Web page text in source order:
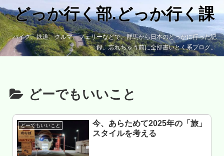
どっか行く部.どっか行く課
バイク、鉄道、クルマ、フェリーなどで、群馬から日本のどっかに行った記
録。忘れちゃう前に全部書いとく系ブログ。
どーでもいいこと
どーでもいいこと
今、あらためて2025年の「旅」
スタイルを考える